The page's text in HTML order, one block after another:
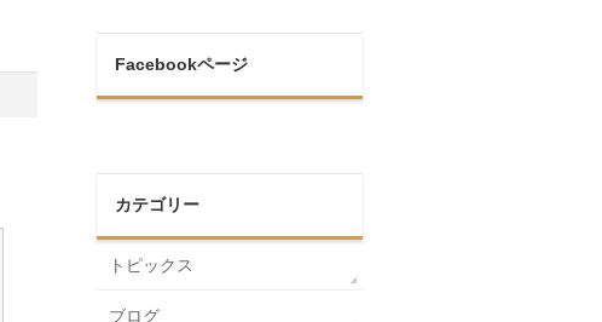
Facebookページ
カテゴリー
トピックス
ブログ